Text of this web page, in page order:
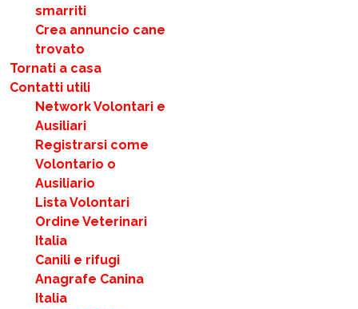
smarriti
Crea annuncio cane
trovato
Tornati a casa
Contatti utili
Network Volontari e
Ausiliari
Registrarsi come
Volontario o
Ausiliario
Lista Volontari
Ordine Veterinari
Italia
Canili e rifugi
Anagrafe Canina
Italia